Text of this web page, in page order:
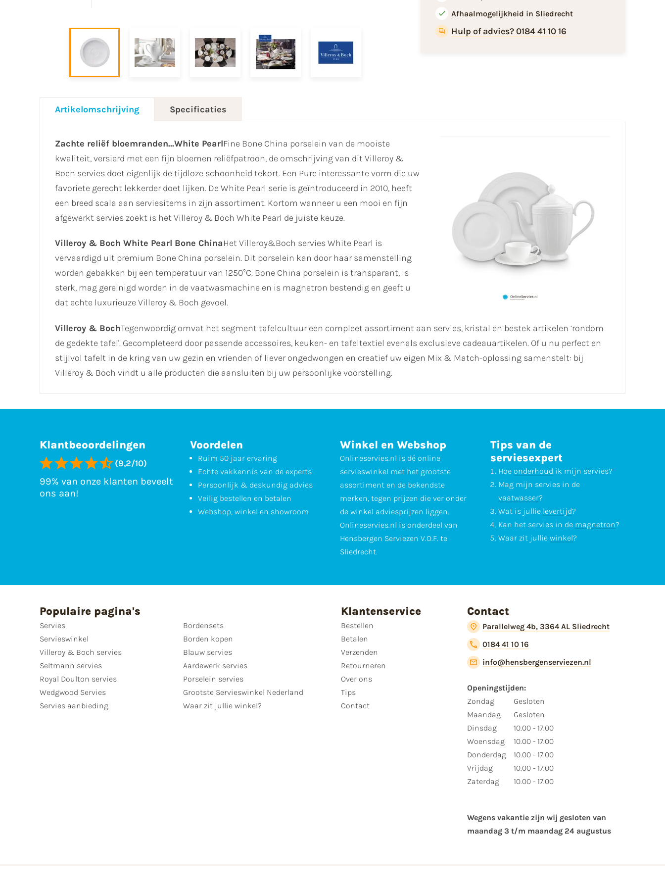
Afhaalmogelijkheid in Sliedrecht
Hulp of advies? 0184 41 10 16
Artikelomschrijving Specificaties
Zachte reliëf bloemranden…White PearlFine Bone China porselein van de mooiste
kwaliteit, versierd met een fijn bloemen reliëfpatroon, de omschrijving van dit Villeroy &
Boch servies doet eigenlijk de tijdloze schoonheid tekort. Een Pure interessante vorm die uw
favoriete gerecht lekkerder doet lijken. De White Pearl serie is geïntroduceerd in 2010, heeft
een breed scala aan serviesitems in zijn assortiment. Kortom wanneer u een mooi en fijn
afgewerkt servies zoekt is het Villeroy & Boch White Pearl de juiste keuze.
Villeroy & Boch White Pearl Bone ChinaHet Villeroy&Boch servies White Pearl is
vervaardigd uit premium Bone China porselein. Dit porselein kan door haar samenstelling
worden gebakken bij een temperatuur van 1250°C. Bone China porselein is transparant, is
sterk, mag gereinigd worden in de vaatwasmachine en is magnetron bestendig en geeft u
dat echte luxurieuze Villeroy & Boch gevoel.
Villeroy & BochTegenwoordig omvat het segment tafelcultuur een compleet assortiment aan servies, kristal en bestek artikelen ‘rondom
de gedekte tafel'. Gecompleteerd door passende accessoires, keuken- en tafeltextiel evenals exclusieve cadeauartikelen. Of u nu perfect en
stijlvol tafelt in de kring van uw gezin en vrienden of liever ongedwongen en creatief uw eigen Mix & Match-oplossing samenstelt: bij
Villeroy & Boch vindt u alle producten die aansluiten bij uw persoonlijke voorstelling.
Klantbeoordelingen
(9,2/10)
99% van onze klanten beveelt
ons aan!
Voordelen
Ruim 50 jaar ervaring
Echte vakkennis van de experts
Persoonlijk & deskundig advies
Veilig bestellen en betalen
Webshop, winkel en showroom
Winkel en Webshop
Onlineservies.nl is dé online
servieswinkel met het grootste
assortiment en de bekendste
merken, tegen prijzen die ver onder
de winkel adviesprijzen liggen.
Onlineservies.nl is onderdeel van
Hensbergen Serviezen V.O.F. te
Sliedrecht.
Tips van de
serviesexpert
Hoe onderhoud ik mijn servies?
Mag mijn servies in de
vaatwasser?
Wat is jullie levertijd?
Kan het servies in de magnetron?
Waar zit jullie winkel?
Populaire pagina's
Servies
Servieswinkel
Villeroy & Boch servies
Seltmann servies
Royal Doulton servies
Wedgwood Servies
Servies aanbieding
Bordensets
Borden kopen
Blauw servies
Aardewerk servies
Porselein servies
Grootste Servieswinkel Nederland
Waar zit jullie winkel?
Klantenservice
Bestellen
Betalen
Verzenden
Retourneren
Over ons
Tips
Contact
Contact
Parallelweg 4b, 3364 AL Sliedrecht
0184 41 10 16
info@hensbergenserviezen.nl
Openingstijden:
Zondag
Maandag
Dinsdag
Woensdag
Donderdag
Vrijdag
Zaterdag
Gesloten
Gesloten
10.00 - 17.00
10.00 - 17.00
10.00 - 17.00
10.00 - 17.00
10.00 - 17.00
Wegens vakantie zijn wij gesloten van ​
maandag 3 t/m maandag 24 augustus